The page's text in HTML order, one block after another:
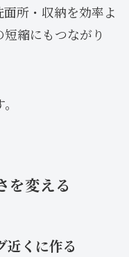
所・収納を効率よ
縮にもつながり
を変える
近くに作る